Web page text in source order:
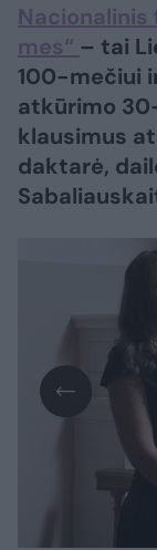
mes“ – tai
100-mečiui
atkūrimo
klausimus
daktarė,